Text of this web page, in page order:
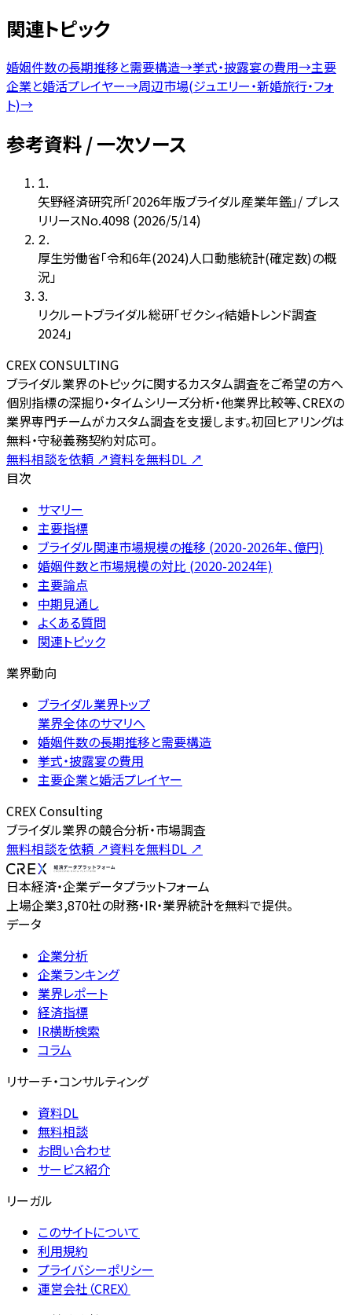
関連トピック
婚姻件数の長期推移と需要構造→挙式・披露宴の費用→主要
企業と婚活プレイヤー→周辺市場(ジュエリー・新婚旅行・フォ
ト)→
参考資料 / 一次ソース
1.
矢野経済研究所「2026年版ブライダル産業年鑑」/ プレス
リリースNo.4098 (2026/5/14)
2.
厚生労働省「令和6年(2024)人口動態統計(確定数)の概
況」
3.
リクルートブライダル総研「ゼクシィ結婚トレンド調査
2024」
CREX CONSULTING
ブライダル業界のトピックに関するカスタム調査をご希望の方へ
個別指標の深掘り・タイムシリーズ分析・他業界比較等、CREXの
業界専門チームがカスタム調査を支援します。初回ヒアリングは
無料・守秘義務契約対応可。
無料相談を依頼 ↗資料を無料DL ↗
目次
サマリー
主要指標
ブライダル関連市場規模の推移 (2020-2026年、億円)
婚姻件数と市場規模の対比 (2020-2024年)
主要論点
中期見通し
よくある質問
関連トピック
業界動向
ブライダル業界トップ
業界全体のサマリへ
婚姻件数の長期推移と需要構造
挙式・披露宴の費用
主要企業と婚活プレイヤー
CREX Consulting
ブライダル業界の競合分析・市場調査
無料相談を依頼 ↗資料を無料DL ↗
日本経済・企業データプラットフォーム
上場企業3,870社の財務・IR・業界統計を無料で提供。
データ
企業分析
企業ランキング
業界レポート
経済指標
IR横断検索
コラム
リサーチ・コンサルティング
資料DL
無料相談
お問い合わせ
サービス紹介
リーガル
このサイトについて
利用規約
プライバシーポリシー
運営会社（CREX）